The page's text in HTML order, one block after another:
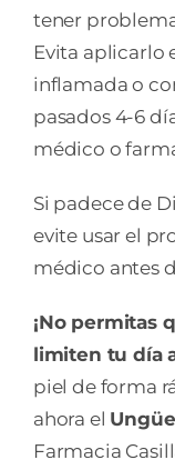
tener
Evita aplicarlo
inflamada o
pasados 4-6
médico o
Si padece de
evite usar el
médico antes
¡No permitas
limiten tu día
piel de forma
ahora el
Farmacia